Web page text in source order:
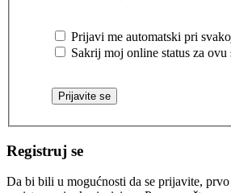
Prijavi me automatski pri
Sakrij moj online status za ovu
Registruj se
Da bi bili u mogućnosti da se prijavite,